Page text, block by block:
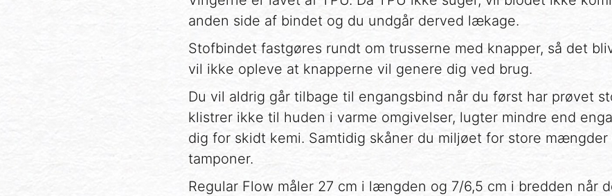
anden side af bindet og du undgår derved lækage.
Stofbindet fastgøres rundt om trusserne med knapper, så det
vil ikke opleve at knapperne vil genere dig ved brug.
Du vil aldrig går tilbage til engangsbind når du først har prøvet
klistrer ikke til huden i varme omgivelser, lugter mindre end
dig for skidt kemi. Samtidig skåner du miljøet for store mængder
tamponer.
Regular Flow måler 27 cm i længden og 7/6,5 cm i bredden når